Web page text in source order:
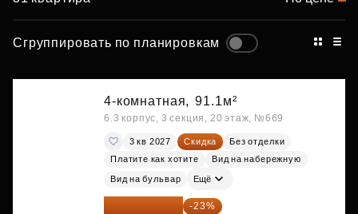
Сгруппировать по планировкам
4-комнатная, 91.1м²
6.3 корпус, 3 секция, 20 этаж, №669
3 кв 2027 Скидка
Без отделки
Платите как хотите
Вид на набережную
Вид на бульвар Ещё
54 153 484 ₽ -23%